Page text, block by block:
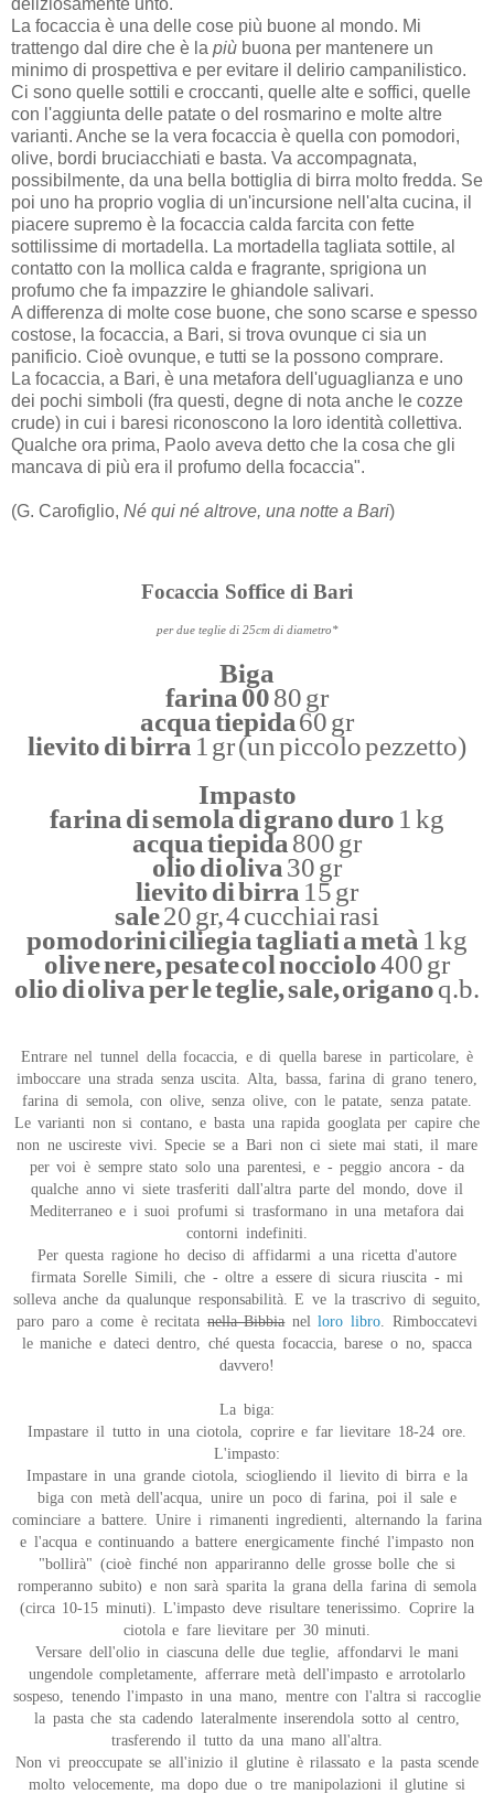
La focaccia è una delle cose più buone al mondo. Mi
trattengo dal dire che è la più buona per mantenere un
minimo di prospettiva e per evitare il delirio campanilistico.
Ci sono quelle sottili e croccanti, quelle alte e soffici, quelle
con l'aggiunta delle patate o del rosmarino e molte altre
varianti. Anche se la vera focaccia è quella con pomodori,
olive, bordi bruciacchiati e basta. Va accompagnata,
possibilmente, da una bella bottiglia di birra molto fredda. Se
poi uno ha proprio voglia di un'incursione nell'alta cucina, il
piacere supremo è la focaccia calda farcita con fette
sottilissime di mortadella. La mortadella tagliata sottile, al
contatto con la mollica calda e fragrante, sprigiona un
profumo che fa impazzire le ghiandole salivari.
A differenza di molte cose buone, che sono scarse e spesso
costose, la focaccia, a Bari, si trova ovunque ci sia un
panificio. Cioè ovunque, e tutti se la possono comprare.
La focaccia, a Bari, è una metafora dell'uguaglianza e uno
dei pochi simboli (fra questi, degne di nota anche le cozze
crude) in cui i baresi riconoscono la loro identità collettiva.
Qualche ora prima, Paolo aveva detto che la cosa che gli
mancava di più era il profumo della focaccia".
(G. Carofiglio, Né qui né altrove, una notte a Bari)
Focaccia Soffice di Bari
per due teglie di 25cm di diametro*
Biga
farina 0080 gr
acqua tiepida60 gr
lievito di birra 1 gr (un piccolo pezzetto)
Impasto
farina di semola di grano duro 1 kg
acqua tiepida 800 gr
olio di oliva 30 gr
lievito di birra 15 gr
sale20 gr, 4 cucchiai rasi
pomodorini ciliegia tagliati a metà 1 kg
olive nere, pesate col nocciolo400 gr
olio di oliva per le teglie, sale, origanoq.b.
Entrare nel tunnel della focaccia, e di quella barese in particolare, è
imboccare una strada senza uscita. Alta, bassa, farina di grano tenero,
farina di semola, con olive, senza olive, con le patate, senza patate.
Le varianti non si contano, e basta una rapida googlata per capire che
non ne uscireste vivi. Specie se a Bari non ci siete mai stati, il mare
per voi è sempre stato solo una parentesi, e - peggio ancora - da
qualche anno vi siete trasferiti dall'altra parte del mondo, dove il
Mediterraneo e i suoi profumi si trasformano in una metafora dai
contorni indefiniti.
Per questa ragione ho deciso di affidarmi a una ricetta d'autore
firmata Sorelle Simili, che - oltre a essere di sicura riuscita - mi
solleva anche da qualunque responsabilità. E ve la trascrivo di seguito,
paro paro a come è recitatanella Bibbianelloro libro . Rimboccatevi
le maniche e dateci dentro, ché questa focaccia, barese o no, spacca
davvero!
La biga:
Impastare il tutto in una ciotola, coprire e far lievitare 18-24 ore.
L'impasto:
Impastare in una grande ciotola, sciogliendo il lievito di birra e la
biga con metà dell'acqua, unire un poco di farina, poi il sale e
cominciare a battere. Unire i rimanenti ingredienti, alternando la farina
e l'acqua e continuando a battere energicamente finché l'impasto non
"bollirà" (cioè finché non appariranno delle grosse bolle che si
romperanno subito) e non sarà sparita la grana della farina di semola
(circa 10-15 minuti). L'impasto deve risultare tenerissimo. Coprire la
ciotola e fare lievitare per 30 minuti.
Versare dell'olio in ciascuna delle due teglie, affondarvi le mani
ungendole completamente, afferrare metà dell'impasto e arrotolarlo
sospeso, tenendo l'impasto in una mano, mentre con l'altra si raccoglie
la pasta che sta cadendo lateralmente inserendola sotto al centro,
trasferendo il tutto da una mano all'altra.
Non vi preoccupate se all'inizio il glutine è rilassato e la pasta scende
molto velocemente, ma dopo due o tre manipolazioni il glutine si